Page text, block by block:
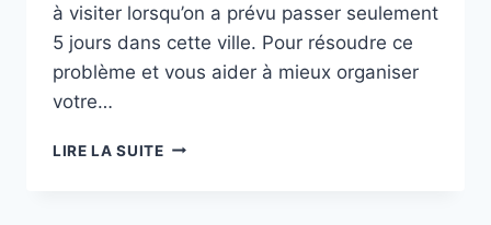
à visiter lorsqu’on a prévu passer seulement
5 jours dans cette ville. Pour résoudre ce
problème et vous aider à mieux organiser
votre…
LIRE LA SUITELES